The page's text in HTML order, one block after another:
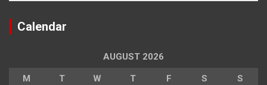
Calendar
AUGUST 2026
M T W T F S S